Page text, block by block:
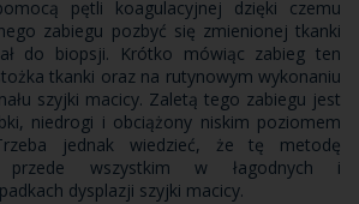
pętli koagulacyjnej dzięki czemu
zabiegu pozbyć się zmienionej tkanki
do biopsji. Krótko mówiąc zabieg ten
tkanki oraz na rutynowym wykonaniu
szyjki macicy. Zaletą tego zabiegu jest
niedrogi i obciążony niskim poziomem
jednak wiedzieć, że tę metodę
przede wszystkim w łagodnych i
dysplazji szyjki macicy.